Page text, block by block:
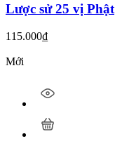
Lược sử 25 vị Phật
115.000₫
Mới